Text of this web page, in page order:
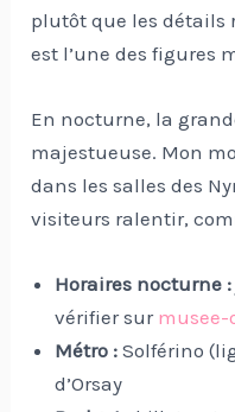
plutôt que les détails
est l’une des figures
En nocturne, la
majestueuse. Mon
dans les salles des
visiteurs ralentir,
Horaires nocturne :
vérifier sur musee-
Métro : Solférino
d’Orsay